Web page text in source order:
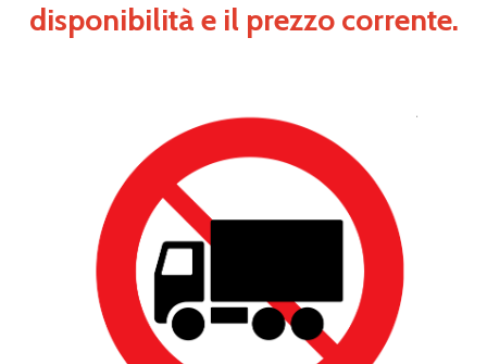
disponibilità e il prezzo corrente.